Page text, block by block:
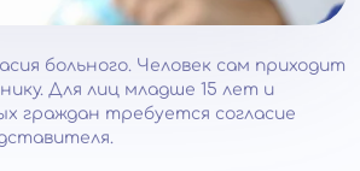
больного. Человек сам приходит
Для лиц младше 15 лет и
граждан требуется согласие